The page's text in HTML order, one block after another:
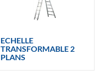
ECHELLE
TRANSFORMABLE 2
PLANS